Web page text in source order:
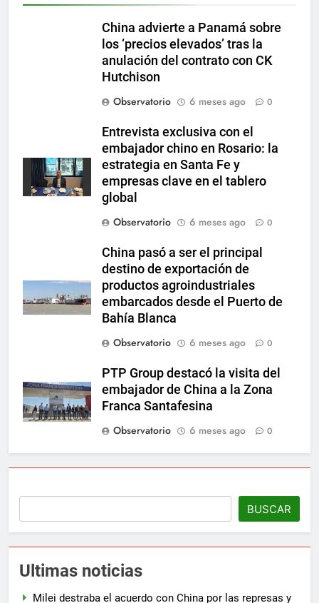
China advierte a Panamá sobre
los ‘precios elevados’ tras la
anulación del contrato con CK
Hutchison
Observatorio
6 meses ago 0
Entrevista exclusiva con el
embajador chino en Rosario: la
estrategia en Santa Fe y
empresas clave en el tablero
global
Observatorio
6 meses ago 0
China pasó a ser el principal
destino de exportación de
productos agroindustriales
embarcados desde el Puerto de
Bahía Blanca
Observatorio
6 meses ago 0
PTP Group destacó la visita del
embajador de China a la Zona
Franca Santafesina
Observatorio
6 meses ago 0
BUSCAR
Ultimas noticias
Milei destraba el acuerdo con China por las represas y